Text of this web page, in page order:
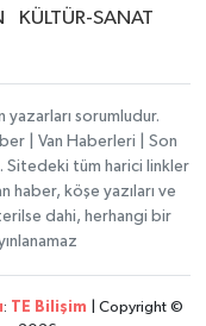
KÜLTÜR-SANAT
yazarları sorumludur.
| Van Haberleri | Son
Sitedeki tüm harici linkler
haber, köşe yazıları ve
dahi, herhangi bir
: TE Bilişim | Copyright ©